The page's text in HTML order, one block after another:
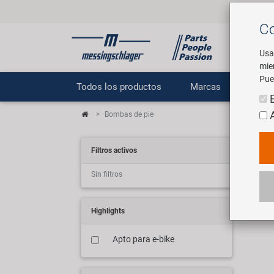
Todos los productos Marcas
Bombas de pie
Filtros activos
Sin filtros
Highlights
Apto para e-bike